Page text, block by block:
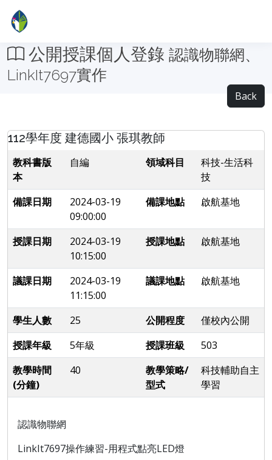
公開授課個人登錄 認識物聯網、
LinkIt7697實作
Back
112學年度 建德國小 張琪教師
教科書版
本
自編 領域科目
科技-生活科
技
備課日期
2024-03-19
09:00:00
備課地點 啟航基地
授課日期
2024-03-19
10:15:00
授課地點 啟航基地
議課日期
2024-03-19
11:15:00
議課地點 啟航基地
學生人數 25 公開程度
僅校內公開
授課年級
5年級 授課班級
503
教學時間
(分鐘)
40
教學策略/
型式
科技輔助自主
學習
認識物聯網
LinkIt7697操作練習-用程式點亮LED燈